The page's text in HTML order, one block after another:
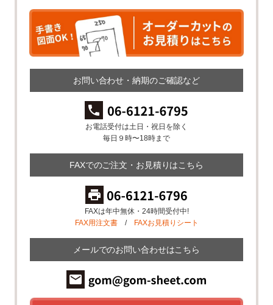
お問い合わせ・納期のご確認など
お電話受付は土日・祝日を除く
毎日９時〜18時まで
FAXでのご注文・お見積りはこちら
FAXは年中無休・24時間受付中!
FAX用注文書/ FAXお見積りシート
メールでのお問い合わせはこちら